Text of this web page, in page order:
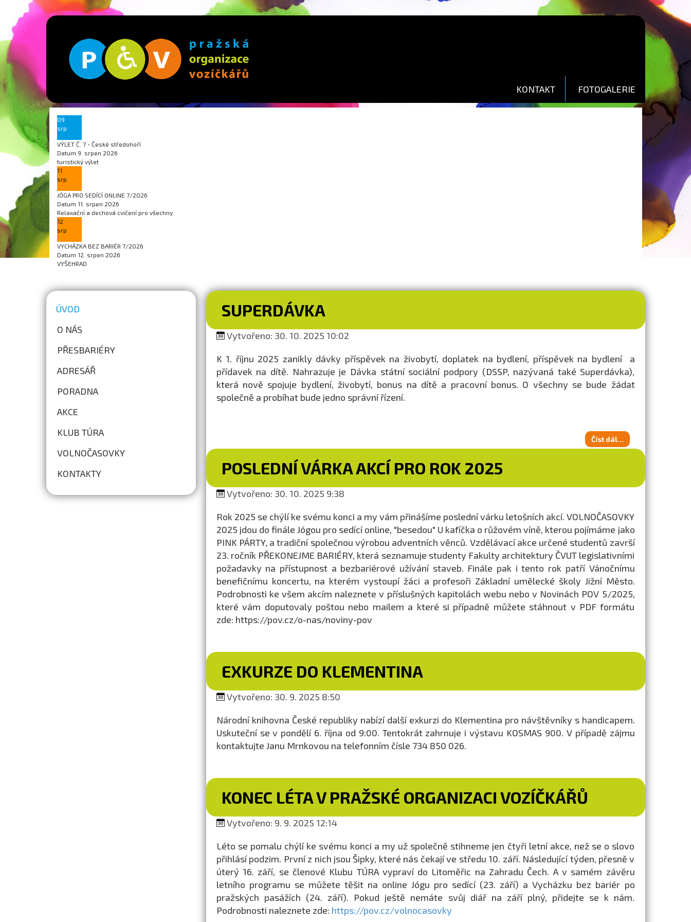
KONTAKT FOTOGALERIE
09
srp
VÝLET Č. 7 - České středohoří
Datum 9. srpen 2026
turistický výlet
11
srp
JÓGA PRO SEDÍCÍ ONLINE 7/2026
Datum 11. srpen 2026
Relaxační a dechová cvičení pro všechny.
12
srp
VYCHÁZKA BEZ BARIÉR 7/2026
Datum 12. srpen 2026
VYŠEHRAD
ÚVOD
O NÁS
PŘESBARIÉRY
ADRESÁŘ
PORADNA
AKCE
KLUB TÚRA
VOLNOČASOVKY
KONTAKTY
SUPERDÁVKA
Vytvořeno: 30. 10. 2025 10:02
K 1. říjnu 2025 zanikly dávky příspěvek na živobytí, doplatek na bydlení, příspěvek na bydlení a
přídavek na dítě. Nahrazuje je Dávka státní sociální podpory (DSSP, nazývaná také Superdávka),
která nově spojuje bydlení, živobytí, bonus na dítě a pracovní bonus. O všechny se bude žádat
společně a probíhat bude jedno správní řízení.
Číst dál...
POSLEDNÍ VÁRKA AKCÍ PRO ROK 2025
Vytvořeno: 30. 10. 2025 9:38
Rok 2025 se chýlí ke svému konci a my vám přinášíme poslední várku letošních akcí. VOLNOČASOVKY
2025 jdou do finále Jógou pro sedící online, "besedou" U kafíčka o růžovém víně, kterou pojímáme jako
PINK PÁRTY, a tradiční společnou výrobou adventních věnců. Vzdělávací akce určené studentů završí
23. ročník PŘEKONEJME BARIÉRY, která seznamuje studenty Fakulty architektury ČVUT legislativními
požadavky na přístupnost a bezbariérové užívání staveb. Finále pak i tento rok patří Vánočnímu
benefičnímu koncertu, na kterém vystoupí žáci a profesoři Základní umělecké školy Jižní Město.
Podrobnosti ke všem akcím naleznete v příslušných kapitolách webu nebo v Novinách POV 5/2025,
které vám doputovaly poštou nebo mailem a které si případně můžete stáhnout v PDF formátu
zde: https://pov.cz/o-nas/noviny-pov
EXKURZE DO KLEMENTINA
Vytvořeno: 30. 9. 2025 8:50
Národní knihovna České republiky nabízí další exkurzi do Klementina pro návštěvníky s handicapem.
Uskuteční se v pondělí 6. října od 9:00. Tentokrát zahrnuje i výstavu KOSMAS 900. V případě zájmu
kontaktujte Janu Mrnkovou na telefonním čísle 734 850 026.
KONEC LÉTA V PRAŽSKÉ ORGANIZACI VOZÍČKÁŘŮ
Vytvořeno: 9. 9. 2025 12:14
Léto se pomalu chýlí ke svému konci a my už společně stihneme jen čtyři letní akce, než se o slovo
přihlásí podzim. První z nich jsou Šipky, které nás čekají ve středu 10. září. Následující týden, přesně v
úterý 16. září, se členové Klubu TÚRA vypraví do Litoměřic na Zahradu Čech. A v samém závěru
letního programu se můžete těšit na online Jógu pro sedící (23. září) a Vycházku bez bariér po
pražských pasážích (24. září). Pokud ještě nemáte svůj diář na září plný, přidejte se k nám.
Podrobnosti naleznete zde: https://pov.cz/volnocasovky